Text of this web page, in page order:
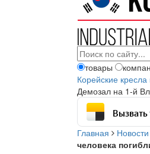
товары
Корейские
Демозал на 1-й
Вызвать
Главная Новости
человека